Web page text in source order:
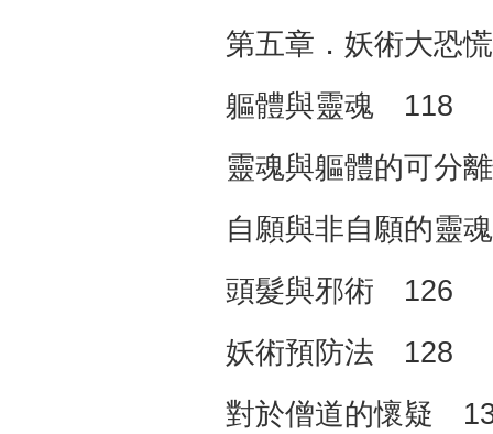
第五章．妖術大恐
軀體與靈魂 118
靈魂與軀體的可分
自願與非自願的靈
頭髮與邪術 126
妖術預防法 128
對於僧道的懷疑